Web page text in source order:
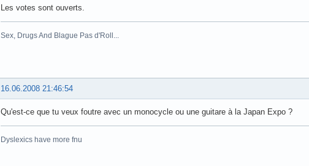
Les votes sont ouverts.
Sex, Drugs And Blague Pas d'Roll...
16.06.2008 21:46:54
Qu'est-ce que tu veux foutre avec un monocycle ou une guitare à la Japan Expo ?
Dyslexics have more fnu